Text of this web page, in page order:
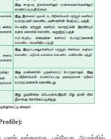
வளரும் சில வகையான
of fire):டெரிஸ் (பெரணி)
தீயினால் அழிந்த
எனவே இவை தீச்
வேகத்தைக்
பகுதிகளுக்கிடையே